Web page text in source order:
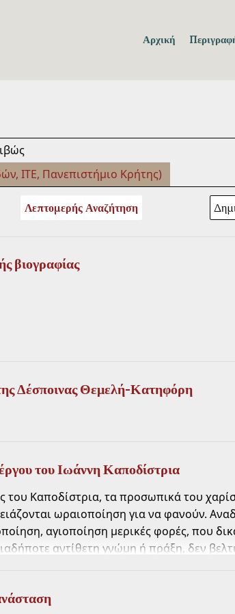
Αρχική
ΙΤΕ, Πανεπιστήμιο Κρήτης)
Λεπτομερής Αναζήτηση
βιογραφίας
Δέσποινας Θεμελή-Κατηφόρη
του Ιωάννη Καποδίστρια
του Καποδίστρια, τα προσωπικά του
ωραιοποίηση για να φανούν.
αγιοποίηση μερικές φορές, που
αντίθετη γνώμη ή πράξη, δεν
η προσωπικότητά του - Η σταδιακή